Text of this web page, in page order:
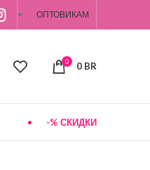
ОПТОВИКАМ
0 0 BR
-% СКИДКИ